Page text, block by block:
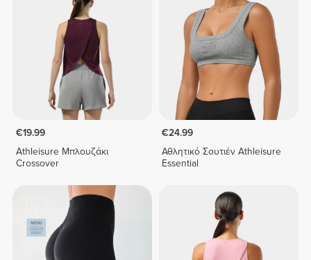
€19.99
Athleisure Μπλουζάκι
Crossover
€24.99
Αθλητικό Σουτιέν Athleisure
Essential